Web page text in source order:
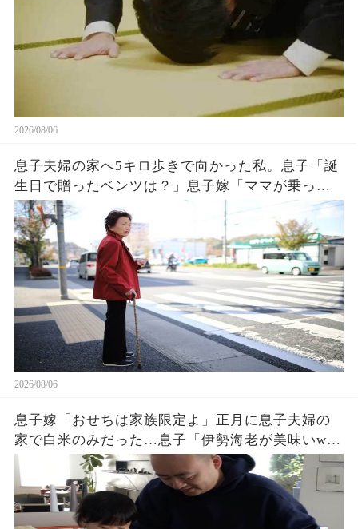
2026/08/06
息子夫婦の家へ5キロ歩きで向かった私。息子「誕
生日で贈ったベンツは？」息子嫁「ママが乗って
るわ！お義母さんは若いから不要でしょw」息子
「はぁ…そうか…」→1週間後、息子嫁は青ざめ地
獄へw
2026/08/06
息子嫁「おせちは家族限定よ」正月に息子夫婦の
家で白米のみだった…息子「伊勢海老が美味いw」
夫「家に戻ろう」私「はい」→翌日、息子夫婦か
ら300件の鬼電が…w